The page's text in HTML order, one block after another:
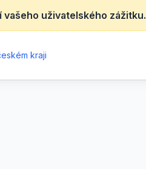
uživatelského zážitku.
kraji